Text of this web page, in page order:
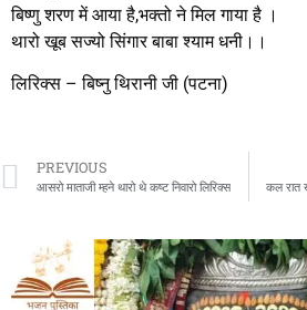
बिष्णु शरण में आया है,भक्तो ने मिल गाया है ।
थारो खूब सज्यो सिंगार बाबा श्याम धनी।।
लिरिक्स – बिष्नु थिरानी जी (पटना)
PREVIOUS
आसरो माताजी म्हने थारो थे कष्ट निवारो लिरिक्स कल रात